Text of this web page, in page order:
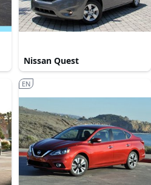
Nissan Quest
EN